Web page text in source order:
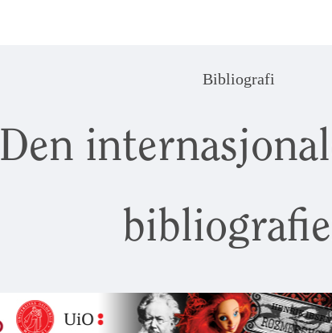
Bibliografi
Den